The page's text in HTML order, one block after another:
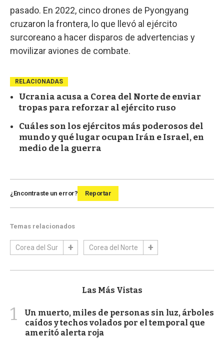
pasado. En 2022, cinco drones de Pyongyang
cruzaron la frontera, lo que llevó al ejército
surcoreano a hacer disparos de advertencias y
movilizar aviones de combate.
RELACIONADAS
Ucrania acusa a Corea del Norte de enviar
tropas para reforzar al ejército ruso
Cuáles son los ejércitos más poderosos del
mundo y qué lugar ocupan Irán e Israel, en
medio de la guerra
¿Encontraste un error? Reportar
Temas relacionados
Corea del Sur Corea del Norte
Las Más Vistas
1
Un muerto, miles de personas sin luz, árboles
caídos y techos volados por el temporal que
ameritó alerta roja